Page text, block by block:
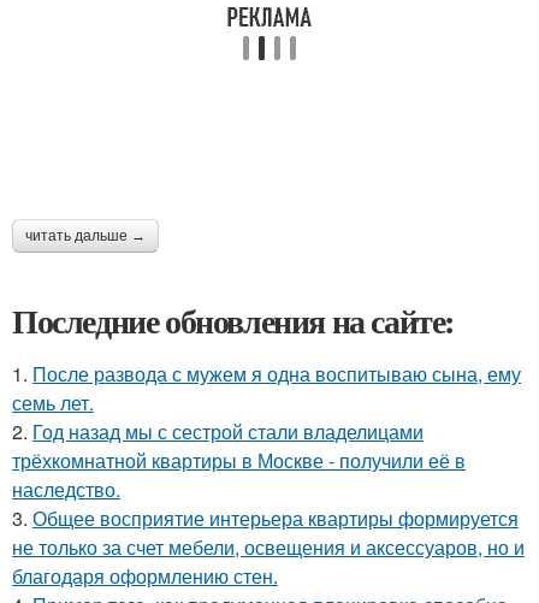
читать дальше →
Последние обновления на сайте:
1. После развода с мужем я одна воспитываю сына, ему
семь лет.
2. Год назад мы с сестрой стали владелицами
трёхкомнатной квартиры в Москве - получили её в
наследство.
3. Общее восприятие интерьера квартиры формируется
не только за счет мебели, освещения и аксессуаров, но и
благодаря оформлению стен.